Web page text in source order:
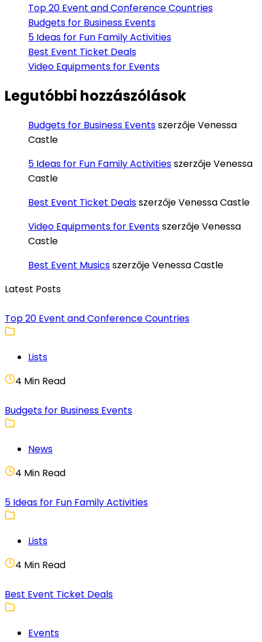
Top 20 Event and Conference Countries
Budgets for Business Events
5 Ideas for Fun Family Activities
Best Event Ticket Deals
Video Equipments for Events
Legutóbbi hozzászólások
Budgets for Business EventsszerzőjeVenessa
Castle
5 Ideas for Fun Family ActivitiesszerzőjeVenessa
Castle
Best Event Ticket DealsszerzőjeVenessa Castle
Video Equipments for EventsszerzőjeVenessa
Castle
Best Event MusicsszerzőjeVenessa Castle
Latest Posts
Top 20 Event and Conference Countries
Lists
4 Min Read
Budgets for Business Events
News
4 Min Read
5 Ideas for Fun Family Activities
Lists
4 Min Read
Best Event Ticket Deals
Events